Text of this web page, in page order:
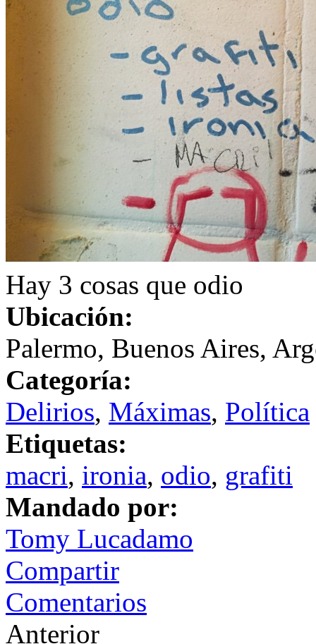
Hay 3 cosas que odio
Ubicación:
Palermo, Buenos Aires,
Categoría:
Delirios, Máximas, Política
Etiquetas:
macri, ironia, odio, grafiti
Mandado por:
Tomy Lucadamo
Compartir
Comentarios
Anterior